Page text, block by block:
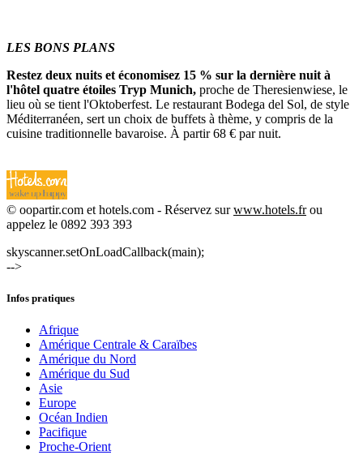
LES BONS PLANS
Restez deux nuits et économisez 15 % sur la dernière nuit à
l'hôtel quatre étoiles Tryp Munich, proche de Theresienwiese, le
lieu où se tient l'Oktoberfest. Le restaurant Bodega del Sol, de style
Méditerranéen, sert un choix de buffets à thème, y compris de la
cuisine traditionnelle bavaroise. À partir 68 € par nuit.
© oopartir.com et hotels.com - Réservez surwww.hotels.frou
appelez le 0892 393 393
skyscanner.setOnLoadCallback(main);
-->
Infos pratiques
Afrique
Amérique Centrale & Caraïbes
Amérique du Nord
Amérique du Sud
Asie
Europe
Océan Indien
Pacifique
Proche-Orient